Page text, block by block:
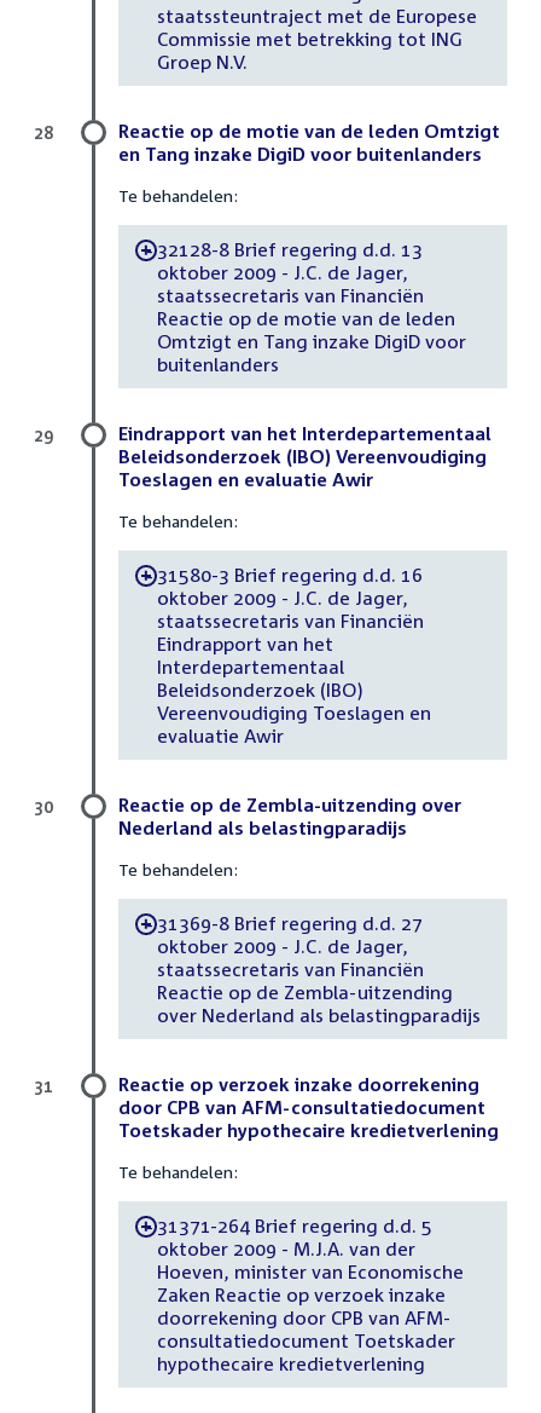
staatssteuntraject met de Europese
Commissie met betrekking tot ING
Groep N.V.
Reactie op de motie van de leden Omtzigt
en Tang inzake DigiD voor buitenlanders
Te behandelen:
-32128-8 Brief regering d.d. 13
oktober 2009 - J.C. de Jager,
staatssecretaris van Financiën
Reactie op de motie van de leden
Omtzigt en Tang inzake DigiD voor
buitenlanders
28
Eindrapport van het Interdepartementaal
Beleidsonderzoek (IBO) Vereenvoudiging
Toeslagen en evaluatie Awir
Te behandelen:
-31580-3 Brief regering d.d. 16
oktober 2009 - J.C. de Jager,
staatssecretaris van Financiën
Eindrapport van het
Interdepartementaal
Beleidsonderzoek (IBO)
Vereenvoudiging Toeslagen en
evaluatie Awir
29
Reactie op de Zembla-uitzending over
Nederland als belastingparadijs
Te behandelen:
-31369-8 Brief regering d.d. 27
oktober 2009 - J.C. de Jager,
staatssecretaris van Financiën
Reactie op de Zembla-uitzending
over Nederland als belastingparadijs
30
Reactie op verzoek inzake doorrekening
door CPB van AFM-consultatiedocument
Toetskader hypothecaire kredietverlening
Te behandelen:
-31371-264 Brief regering d.d. 5
oktober 2009 - M.J.A. van der
Hoeven, minister van Economische
Zaken Reactie op verzoek inzake
doorrekening door CPB van AFM-
consultatiedocument Toetskader
hypothecaire kredietverlening
31